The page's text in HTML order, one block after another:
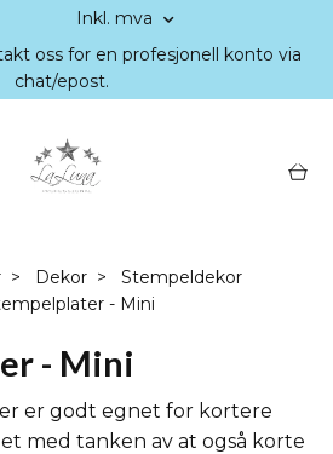
Inkl. mva
oss for en profesjonell konto via
chat/epost.
Dekor
Stempeldekor
- Mini
- Mini
er godt egnet for kortere
med tanken av at også korte